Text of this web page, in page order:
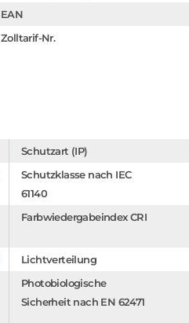
EAN
Zolltarif-Nr.
Schutzart (IP)
Schutzklasse nach IEC
61140
Farbwiedergabeindex CRI
Lichtverteilung
Photobiologische
Sicherheit nach EN 62471